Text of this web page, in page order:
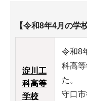
【令和8年4月の学
淀川工
科高等
学校
令和8
科高
た。
守口